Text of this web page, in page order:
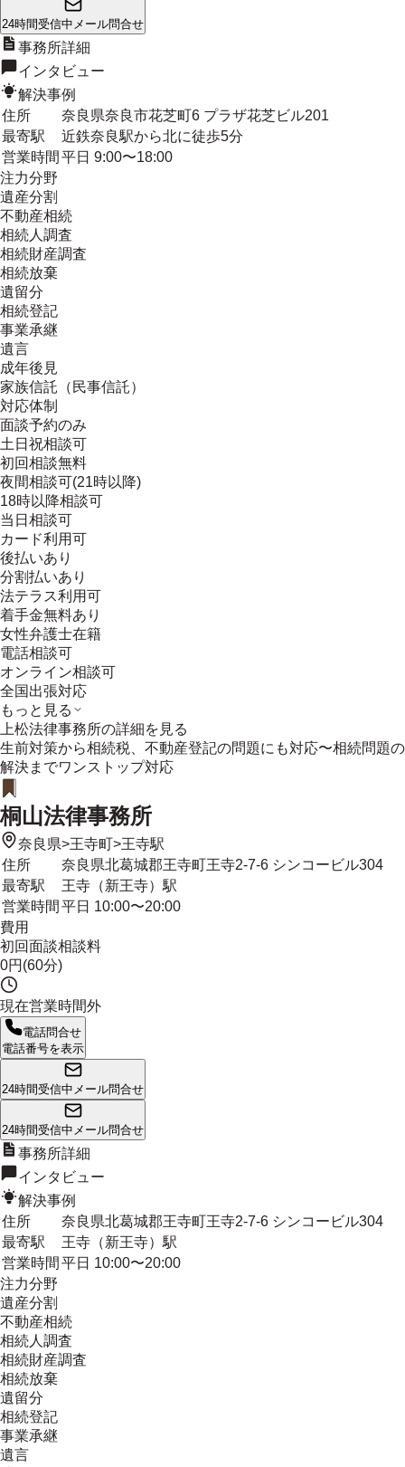
24時間受信中 メール問合せ
事務所詳細
インタビュー
解決事例
住所
奈良県奈良市花芝町6 プラザ花芝ビル201
最寄駅
近鉄奈良駅から北に徒歩5分
営業時間 平日 9:00〜18:00
注力分野
遺産分割
不動産相続
相続人調査
相続財産調査
相続放棄
遺留分
相続登記
事業承継
遺言
成年後見
家族信託（民事信託）
対応体制
面談予約のみ
土日祝相談可
初回相談無料
夜間相談可(21時以降)
18時以降相談可
当日相談可
カード利用可
後払いあり
分割払いあり
法テラス利用可
着手金無料あり
女性弁護士在籍
電話相談可
オンライン相談可
全国出張対応
もっと見る
上松法律事務所の詳細を見る
生前対策から相続税、不動産登記の問題にも対応〜相続問題の
解決までワンストップ対応
桐山法律事務所
奈良県>王寺町>王寺駅
住所
奈良県北葛城郡王寺町王寺2-7-6 シンコービル304
最寄駅
王寺（新王寺）駅
営業時間 平日 10:00〜20:00
費用
初回面談相談料
0円(60分)
現在営業時間外
電話問合せ
電話番号を表示
24時間受信中 メール問合せ
24時間受信中 メール問合せ
事務所詳細
インタビュー
解決事例
住所
奈良県北葛城郡王寺町王寺2-7-6 シンコービル304
最寄駅
王寺（新王寺）駅
営業時間 平日 10:00〜20:00
注力分野
遺産分割
不動産相続
相続人調査
相続財産調査
相続放棄
遺留分
相続登記
事業承継
遺言